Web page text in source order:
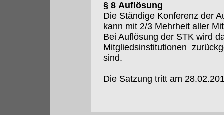
§ 8 Auflösung
Die Ständige Konferenz der
kann mit 2/3 Mehrheit aller
Bei Auflösung der STK wird
Mitgliedsinstitutionen
sind.
Die Satzung tritt am